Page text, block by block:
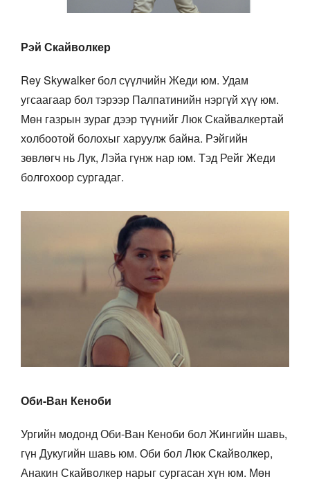
Рэй Скайволкер
Rey Skywalker бол сүүлчийн Жеди юм. Удам
угсаагаар бол тэрээр Палпатинийн нэргүй хүү юм.
Мөн газрын зураг дээр түүнийг Люк Скайвалкертай
холбоотой болохыг харуулж байна. Рэйгийн
зөвлөгч нь Лук, Лэйа гүнж нар юм. Тэд Рейг Жеди
болгохоор сургадаг.
Оби-Ван Кеноби
Ургийн модонд Оби-Ван Кеноби бол Жингийн шавь,
гүн Дукугийн шавь юм. Оби бол Люк Скайволкер,
Анакин Скайволкер нарыг сургасан хүн юм. Мөн